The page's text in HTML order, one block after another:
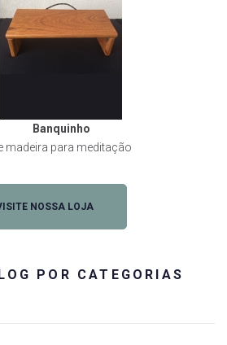
Banquinho
madeira para meditação
NOSSA LOJA
POR CATEGORIAS